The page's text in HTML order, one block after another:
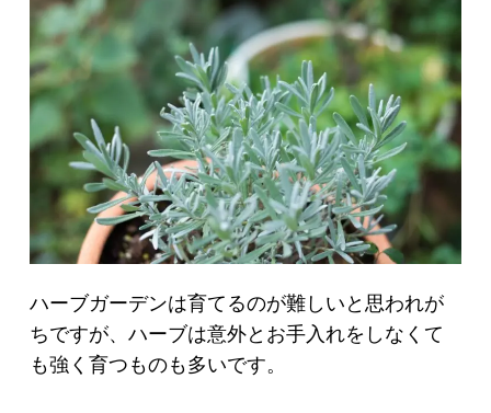
ハーブガーデンは育てるのが難しいと思われが
ちですが、ハーブは意外とお手入れをしなくて
も強く育つものも多いです。